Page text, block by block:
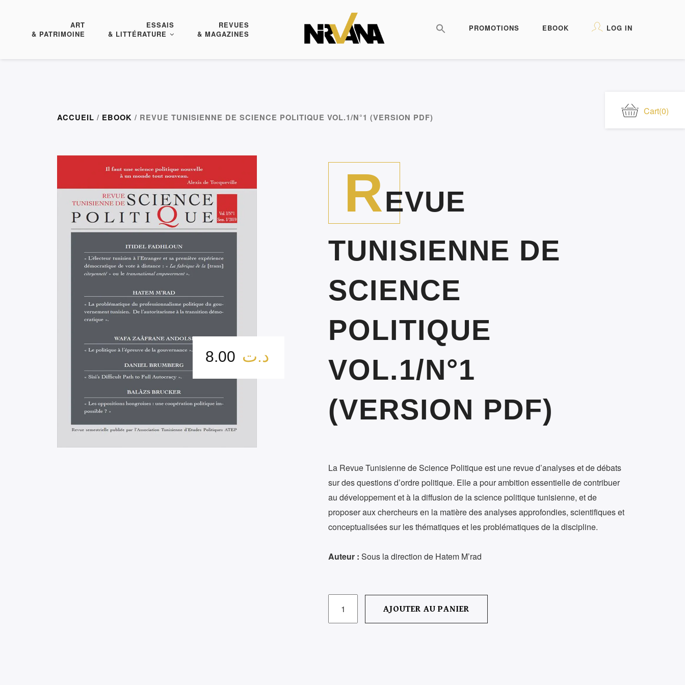
ART
& PATRIMOINE
ESSAIS
& LITTÉRATURE
REVUES
& MAGAZINES
PROMOTIONS EBOOK LOG IN
Cart(0)
ACCUEIL / EBOOK / REVUE TUNISIENNE DE SCIENCE POLITIQUE VOL.1/N°1 (VERSION PDF)
د.ت
REVUE
TUNISIENNE DE
SCIENCE
POLITIQUE
VOL.1/N°1
(VERSION PDF)
La Revue Tunisienne de Science Politique est une revue d’analyses et de débats
sur des questions d’ordre politique. Elle a pour ambition essentielle de contribuer
au développement et à la diffusion de la science politique tunisienne, et de
proposer aux chercheurs en la matière des analyses approfondies, scientifiques et
conceptualisées sur les thématiques et les problématiques de la discipline.
Auteur : Sous la direction de Hatem M’rad
AJOUTER AU PANIER